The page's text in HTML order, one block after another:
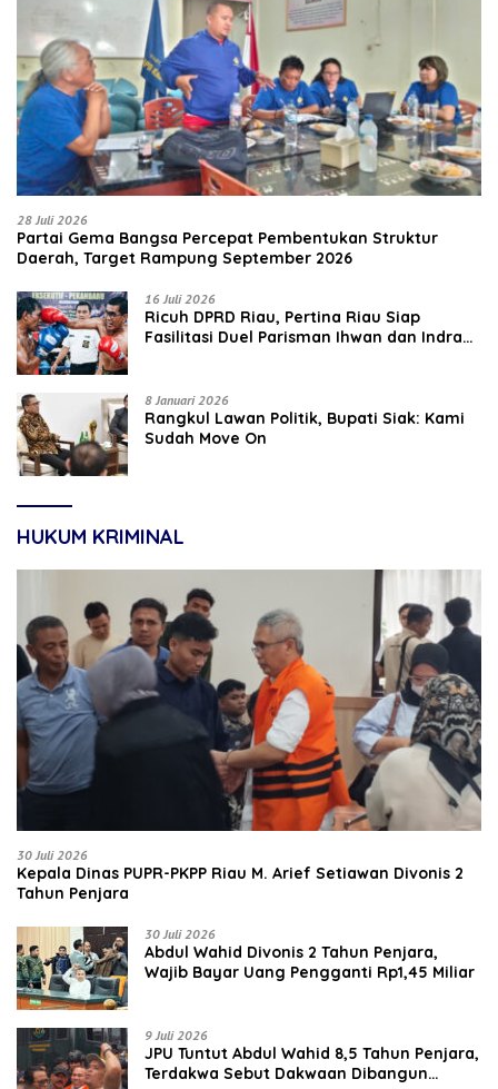
28 Juli 2026
Partai Gema Bangsa Percepat Pembentukan Struktur
Daerah, Target Rampung September 2026
16 Juli 2026
‎Ricuh DPRD Riau, Pertina Riau Siap
Fasilitasi Duel Parisman Ihwan dan Indra
8 Januari 2026
Rangkul Lawan Politik, Bupati Siak: Kami
Sudah Move On
HUKUM KRIMINAL
30 Juli 2026
Kepala Dinas PUPR-PKPP Riau M. Arief Setiawan Divonis 2
Tahun Penjara
30 Juli 2026
‎‎Abdul Wahid Divonis 2 Tahun Penjara,
Wajib Bayar Uang Pengganti Rp1,45 Miliar
9 Juli 2026
JPU Tuntut Abdul Wahid 8,5 Tahun Penjara,
Terdakwa Sebut Dakwaan Dibangun